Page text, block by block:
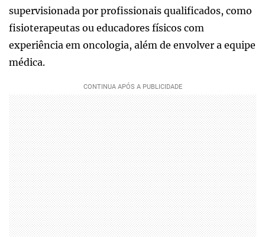
supervisionada por profissionais qualificados, como
fisioterapeutas ou educadores físicos com
experiência em oncologia, além de envolver a equipe
médica.